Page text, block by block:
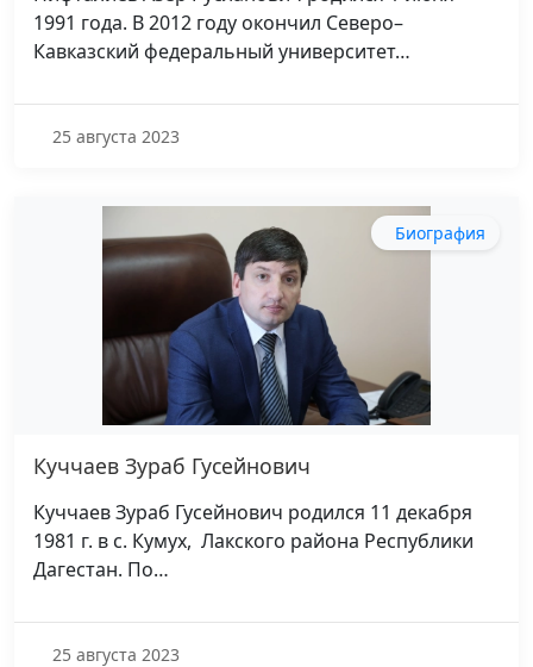
1991 года. В 2012 году окончил Северо–
Кавказский федеральный университет…
25 августа 2023
Биография
Куччаев Зураб Гусейнович
Куччаев Зураб Гусейнович родился 11 декабря
1981 г. в с. Кумух, Лакского района Республики
Дагестан. По…
25 августа 2023